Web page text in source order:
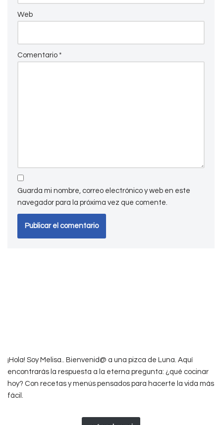
Web
Comentario *
Guarda mi nombre, correo electrónico y web en este
navegador para la próxima vez que comente.
¡Hola! Soy Melisa.. Bienvenid@ a una pizca de Luna. Aquí
encontrarás la respuesta a la eterna pregunta: ¿qué cocinar
hoy? Con recetas y menús pensados para hacerte la vida más
fácil.